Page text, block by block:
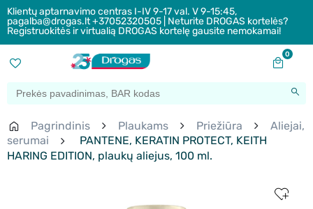
Klientų aptarnavimo centras I-IV 9-17 val. V 9-15:45,
pagalba@drogas.lt +37052320505 | Neturite DROGAS kortelės?
Registruokitės ir virtualią DROGAS kortelę gausite nemokamai!
0
Pagrindinis Plaukams Priežiūra
Aliejai,
serumai
PANTENE, KERATIN PROTECT, KEITH
HARING EDITION, plaukų aliejus, 100 ml.